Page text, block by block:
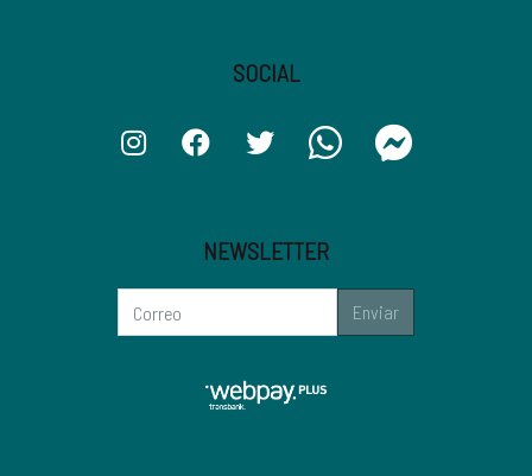
SOCIAL
NEWSLETTER
Enviar